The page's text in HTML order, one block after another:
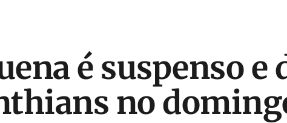
é suspenso e
no